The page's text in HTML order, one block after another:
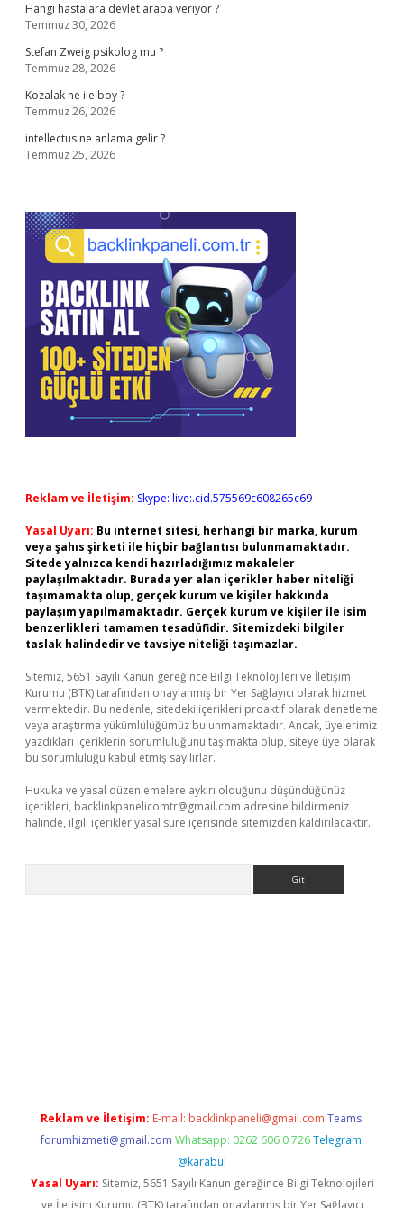
Hangi hastalara devlet araba veriyor ?
Temmuz 30, 2026
Stefan Zweig psikolog mu ?
Temmuz 28, 2026
Kozalak ne ile boy ?
Temmuz 26, 2026
intellectus ne anlama gelir ?
Temmuz 25, 2026
Reklam ve İletişim: Skype: live:.cid.575569c608265c69
Yasal Uyarı: Bu internet sitesi, herhangi bir marka, kurum
veya şahıs şirketi ile hiçbir bağlantısı bulunmamaktadır.
Sitede yalnızca kendi hazırladığımız makaleler
paylaşılmaktadır. Burada yer alan içerikler haber niteliği
taşımamakta olup, gerçek kurum ve kişiler hakkında
paylaşım yapılmamaktadır. Gerçek kurum ve kişiler ile isim
benzerlikleri tamamen tesadüfidir. Sitemizdeki bilgiler
taslak halindedir ve tavsiye niteliği taşımazlar.
Sitemiz, 5651 Sayılı Kanun gereğince Bilgi Teknolojileri ve İletişim
Kurumu (BTK) tarafından onaylanmış bir Yer Sağlayıcı olarak hizmet
vermektedir. Bu nedenle, sitedeki içerikleri proaktif olarak denetleme
veya araştırma yükümlülüğümüz bulunmamaktadır. Ancak, üyelerimiz
yazdıkları içeriklerin sorumluluğunu taşımakta olup, siteye üye olarak
bu sorumluluğu kabul etmiş sayılırlar.
Hukuka ve yasal düzenlemelere aykırı olduğunu düşündüğünüz
içerikleri, backlinkpanelicomtr@gmail.com adresine bildirmeniz
halinde, ilgili içerikler yasal süre içerisinde sitemizden kaldırılacaktır.
Reklam ve İletişim: E-mail: backlinkpaneli@gmail.com Teams:
forumhizmeti@gmail.com Whatsapp: 0262 606 0 726 Telegram:
@karabul
Yasal Uyarı: Sitemiz, 5651 Sayılı Kanun gereğince Bilgi Teknolojileri
ve İletişim Kurumu (BTK) tarafından onaylanmış bir Yer Sağlayıcı